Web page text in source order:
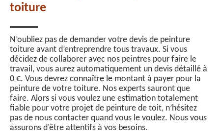
toiture
N’oubliez pas de demander votre devis de peinture
toiture avant d’entreprendre tous travaux. Si vous
décidez de collaborer avec nos peintres pour faire le
travail, vous aurez automatiquement un devis détaillé à
0 €. Vous devrez connaître le montant à payer pour la
peinture de votre toiture. Nos experts sauront que
faire. Alors si vous voulez une estimation totalement
fiable pour votre projet de peinture de toit, n’hésitez
pas de nous contacter quand vous le voulez. Nous vous
assurons d’être attentifs à vos besoins.